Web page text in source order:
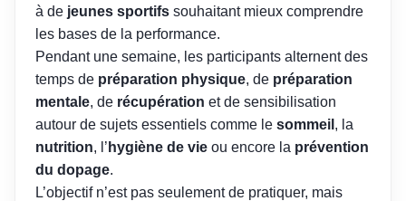
à de jeunes sportifs souhaitant mieux comprendre
les bases de la performance.
Pendant une semaine, les participants alternent des
temps de préparation physique, de préparation
mentale, de récupération et de sensibilisation
autour de sujets essentiels comme le sommeil , la
nutrition, l’ hygiène de vie ou encore la prévention
du dopage.
L’objectif n’est pas seulement de pratiquer, mais